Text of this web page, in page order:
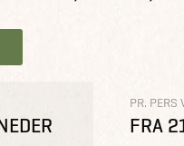
PR. PERS
FRA